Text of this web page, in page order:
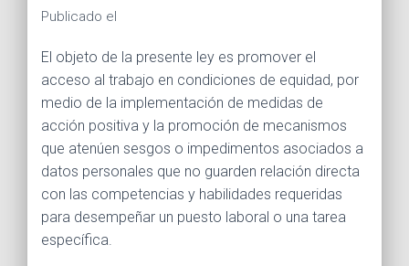
Publicado el
El objeto de la presente ley es promover el
acceso al trabajo en condiciones de equidad, por
medio de la implementación de medidas de
acción positiva y la promoción de mecanismos
que atenúen sesgos o impedimentos asociados a
datos personales que no guarden relación directa
con las competencias y habilidades requeridas
para desempeñar un puesto laboral o una tarea
específica.